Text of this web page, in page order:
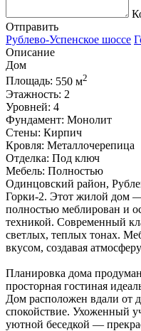
Отправить
Рублево-Успенское шоссе
Описание
Дом
Площадь: 550 м2
Этажность: 2
Уровней: 4
Фундамент: Монолит
Стены: Кирпич
Кровля: Металлочерепица
Отделка: Под ключ
Мебель: Полностью
Одинцовский район,
Горки-2. Этот жилой дом
полностью меблирован и
техникой. Современный
светлых, теплых тонах.
вкусом, создавая
Планировка дома
просторная гостиная
Дом расположен вдали от
спокойствие. Ухоженный
уютной беседкой —